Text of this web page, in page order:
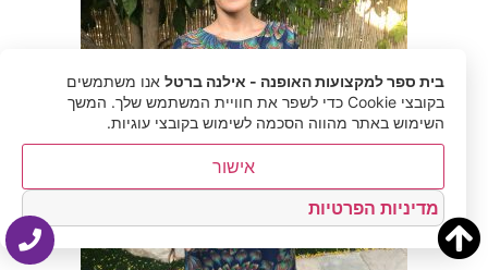
בית ספר למקצועות האופנה - אילנה ברטל אנו משתמשים
בקובצי Cookie כדי לשפר את חוויית המשתמש שלך. המשך
השימוש באתר מהווה הסכמה לשימוש בקובצי עוגיות.
אישור
מדיניות הפרטיות